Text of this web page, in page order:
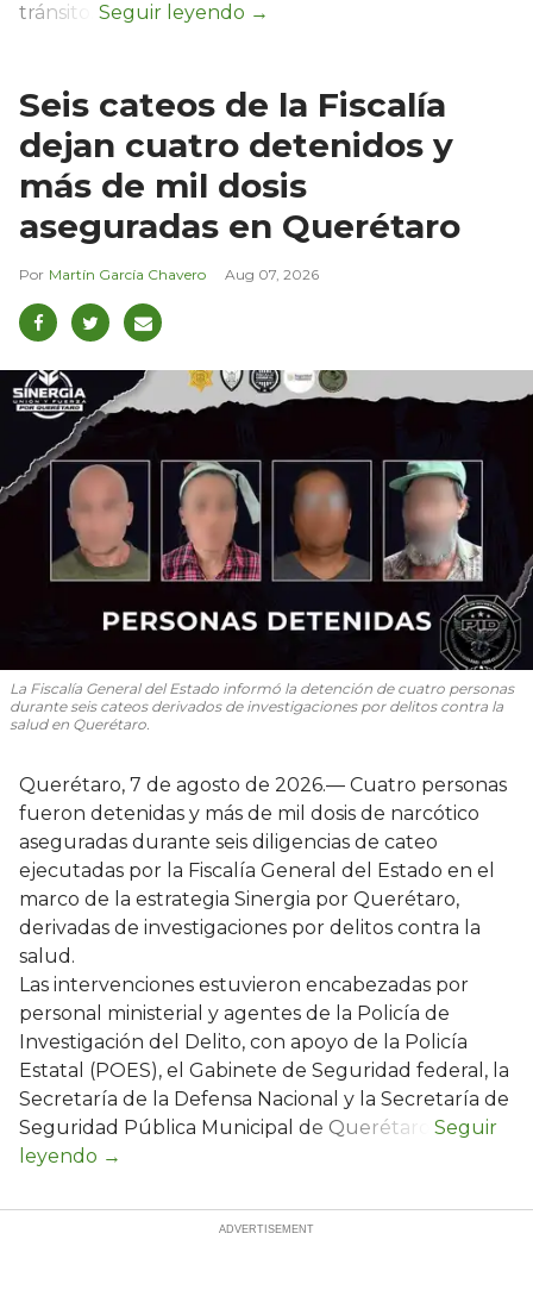
tránsito.
Seis cateos de la Fiscalía
dejan cuatro detenidos y
más de mil dosis
aseguradas en Querétaro
Martín García Chavero Aug 07, 2026
La Fiscalía General del Estado informó la detención de cuatro personas
durante seis cateos derivados de investigaciones por delitos contra la
salud en Querétaro.
Querétaro, 7 de agosto de 2026.— Cuatro personas
fueron detenidas y más de mil dosis de narcótico
aseguradas durante seis diligencias de cateo
ejecutadas por la Fiscalía General del Estado en el
marco de la estrategia Sinergia por Querétaro,
derivadas de investigaciones por delitos contra la
salud.
Las intervenciones estuvieron encabezadas por
personal ministerial y agentes de la Policía de
Investigación del Delito, con apoyo de la Policía
Estatal (POES), el Gabinete de Seguridad federal, la
Secretaría de la Defensa Nacional y la Secretaría de
Seguridad Pública Municipal de Querétaro.